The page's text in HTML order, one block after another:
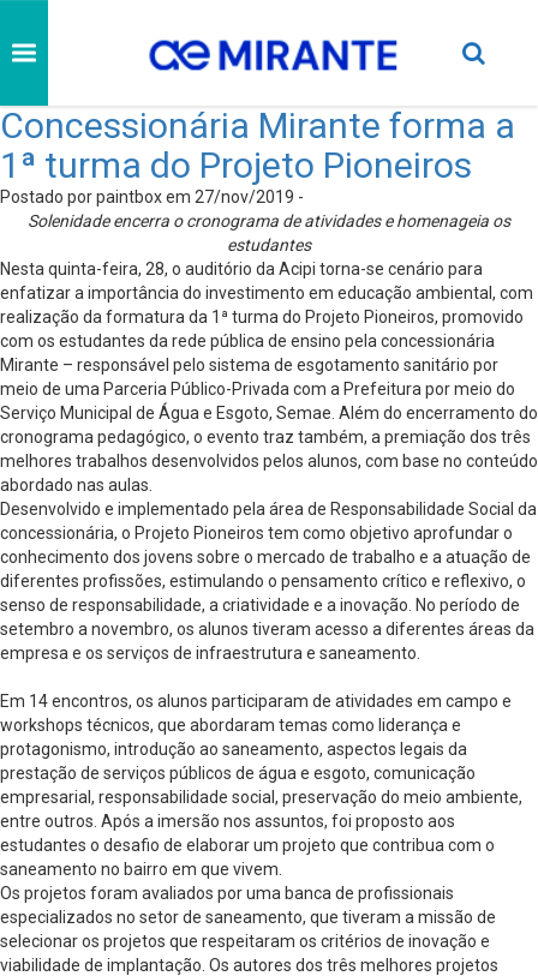
Concessionária Mirante forma a
1ª turma do Projeto Pioneiros
Postado por paintbox em 27/nov/2019 -
Solenidade encerra o cronograma de atividades e homenageia os
estudantes
Nesta quinta-feira, 28, o auditório da Acipi torna-se cenário para
enfatizar a importância do investimento em educação ambiental, com
realização da formatura da 1ª turma do Projeto Pioneiros, promovido
com os estudantes da rede pública de ensino pela concessionária
Mirante – responsável pelo sistema de esgotamento sanitário por
meio de uma Parceria Público-Privada com a Prefeitura por meio do
Serviço Municipal de Água e Esgoto, Semae. Além do encerramento do
cronograma pedagógico, o evento traz também, a premiação dos três
melhores trabalhos desenvolvidos pelos alunos, com base no conteúdo
abordado nas aulas.
Desenvolvido e implementado pela área de Responsabilidade Social da
concessionária, o Projeto Pioneiros tem como objetivo aprofundar o
conhecimento dos jovens sobre o mercado de trabalho e a atuação de
diferentes profissões, estimulando o pensamento crítico e reflexivo, o
senso de responsabilidade, a criatividade e a inovação. No período de
setembro a novembro, os alunos tiveram acesso a diferentes áreas da
empresa e os serviços de infraestrutura e saneamento.
Em 14 encontros, os alunos participaram de atividades em campo e
workshops técnicos, que abordaram temas como liderança e
protagonismo, introdução ao saneamento, aspectos legais da
prestação de serviços públicos de água e esgoto, comunicação
empresarial, responsabilidade social, preservação do meio ambiente,
entre outros. Após a imersão nos assuntos, foi proposto aos
estudantes o desafio de elaborar um projeto que contribua com o
saneamento no bairro em que vivem.
Os projetos foram avaliados por uma banca de profissionais
especializados no setor de saneamento, que tiveram a missão de
selecionar os projetos que respeitaram os critérios de inovação e
viabilidade de implantação. Os autores dos três melhores projetos